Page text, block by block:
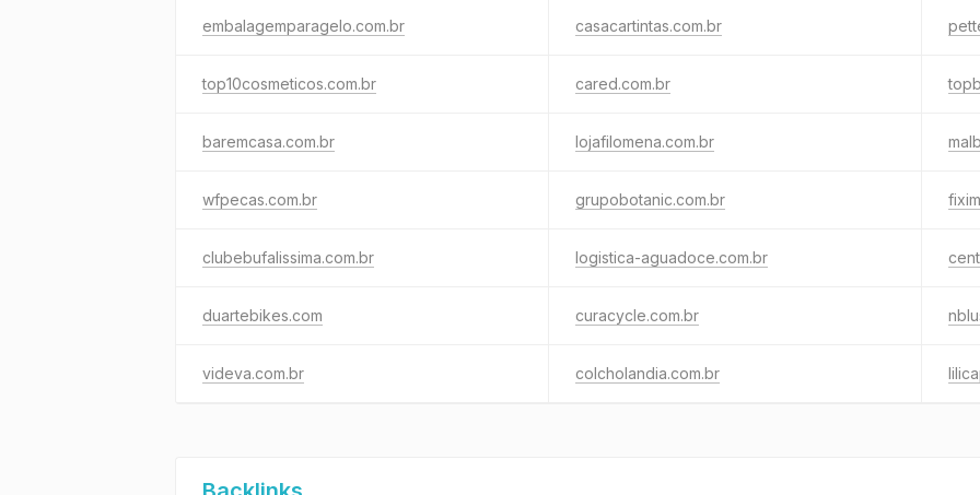
embalagemparagelo.com.br casacartintas.com.br
top10cosmeticos.com.br cared.com.br
baremcasa.com.br lojafilomena.com.br
wfpecas.com.br grupobotanic.com.br
clubebufalissima.com.br logistica-aguadoce.com.br
duartebikes.com curacycle.com.br
videva.com.br colcholandia.com.br